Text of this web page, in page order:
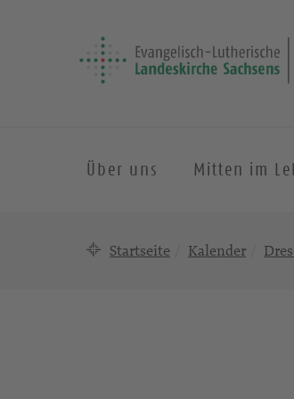
Über uns Mitten im
Startseite Kalender